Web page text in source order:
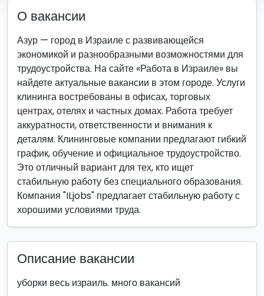
О вакансии
Азур — город в Израиле с развивающейся
экономикой и разнообразными возможностями для
трудоустройства. На сайте «Работа в Израиле» вы
найдете актуальные вакансии в этом городе. Услуги
клининга востребованы в офисах, торговых
центрах, отелях и частных домах. Работа требует
аккуратности, ответственности и внимания к
деталям. Клининговые компании предлагают гибкий
график, обучение и официальное трудоустройство.
Это отличный вариант для тех, кто ищет
стабильную работу без специального образования.
Компания "ILjobs" предлагает стабильную работу с
хорошими условиями труда.
Описание вакансии
уборки весь израиль. много вакансий